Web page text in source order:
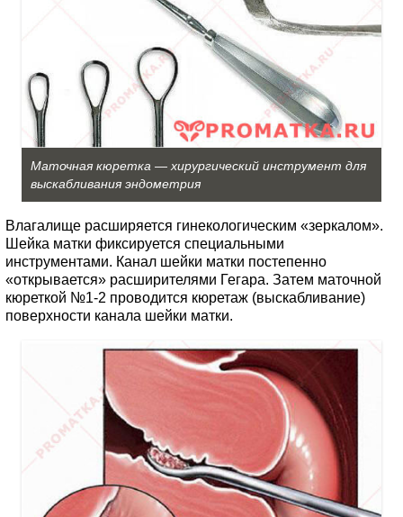
Маточная кюретка — хирургический инструмент для
выскабливания эндометрия
Влагалище расширяется гинекологическим «зеркалом».
Шейка матки фиксируется специальными
инструментами. Канал шейки матки постепенно
«открывается» расширителями Гегара. Затем маточной
кюреткой №1-2 проводится кюретаж (выскабливание)
поверхности канала шейки матки.